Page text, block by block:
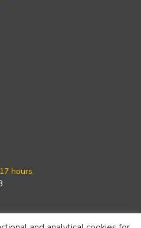
hours.